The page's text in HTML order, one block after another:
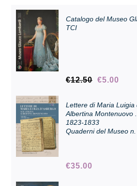
Attività
Pubblicazioni
Contatti e biglietti
Accessibilità
Catalogo del Museo
TCI
€12.50 Il
era:
€12.50.
€5.00Il
è:
Lettere di Maria Luigia
Albertina Montenuovo
1823-1833
Quaderni del Museo
€35.00